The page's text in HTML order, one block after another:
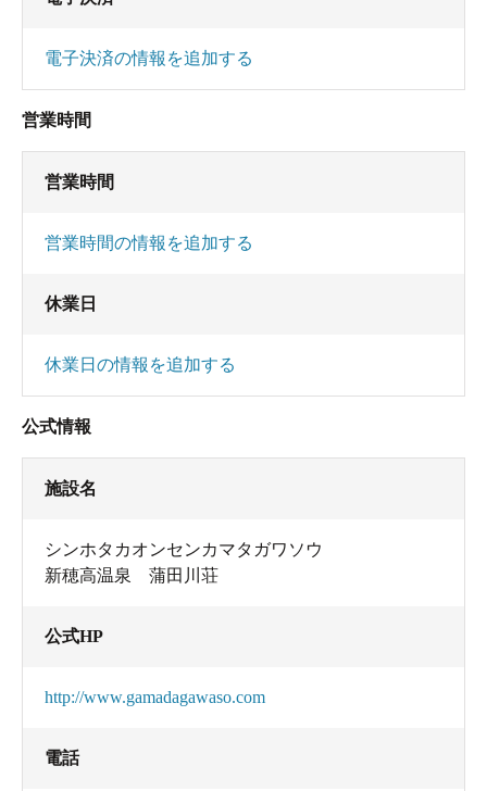
電子決済の情報を追加する
営業時間
営業時間
営業時間の情報を追加する
休業日
休業日の情報を追加する
公式情報
施設名
シンホタカオンセンカマタガワソウ
新穂高温泉 蒲田川荘
公式HP
http://www.gamadagawaso.com
電話